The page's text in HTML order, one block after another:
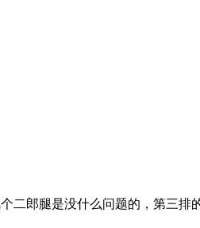
郎腿是没什么问题的，第三排